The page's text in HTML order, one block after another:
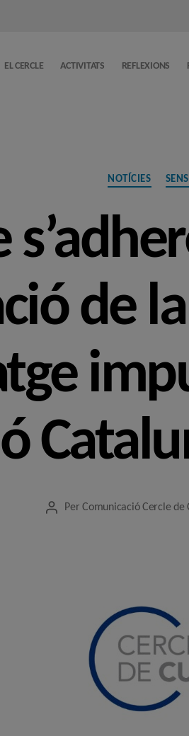
EL CERCLE ACTIVITATS REFLEXIONS
NOTÍCIES
de
Autor
PerComunicació Cercle de